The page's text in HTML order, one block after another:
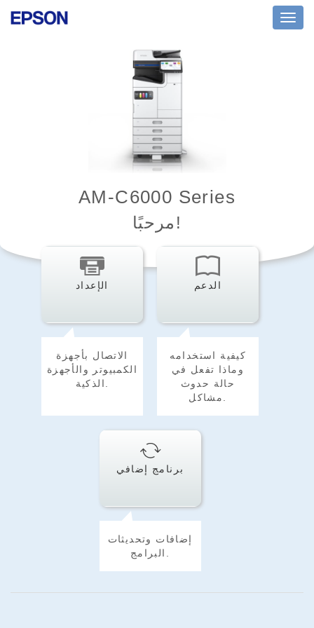
AM-C6000 Series
مرحبًا!
الإعداد
الاتصال بأجهزة
الكمبيوتر والأجهزة
الدعم
كيفية استخدامه
وماذا تفعل في
حالة حدوث
برنامج إضافي
إضافات وتحديثات